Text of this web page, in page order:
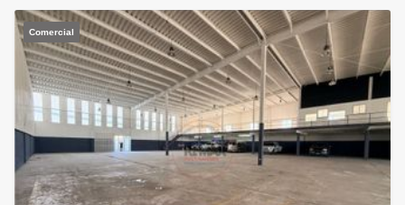
Comercial